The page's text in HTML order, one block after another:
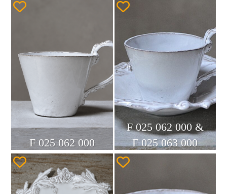
F 025 062 000
F 025 062 000 &
F 025 063 000